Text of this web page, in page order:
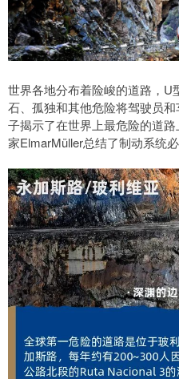
世界各地分布着险峻的道路，U
石、孤独和其他危险将驾驶员
子揭示了在世界上最危险的道
家ElmarMüller总结了制动系统